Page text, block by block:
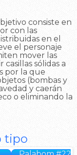
consiste en
con las
en el
el personaje
mover las
sólidas a
por la que
(bombas y
y caerán
o eliminando la
tipo